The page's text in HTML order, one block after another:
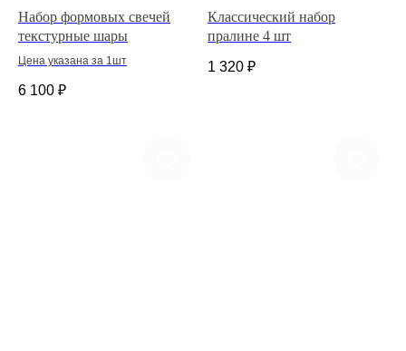
Набор формовых свечей
текстурные шары
Цена указана за 1шт
6 100 ₽
Классический набор
пралине 4 шт
1 320 ₽